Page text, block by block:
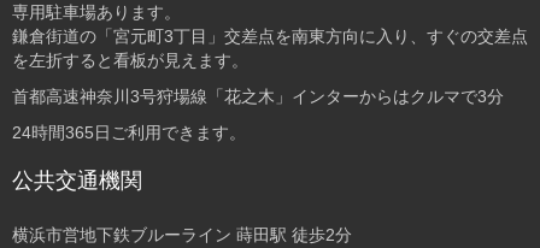
専用駐車場あります。
鎌倉街道の「宮元町3丁目」交差点を南東方向に入り、すぐの交差点
を左折すると看板が見えます。
首都高速神奈川3号狩場線「花之木」インターからはクルマで3分
24時間365日ご利用できます。
公共交通機関
横浜市営地下鉄ブルーライン 蒔田駅 徒歩2分